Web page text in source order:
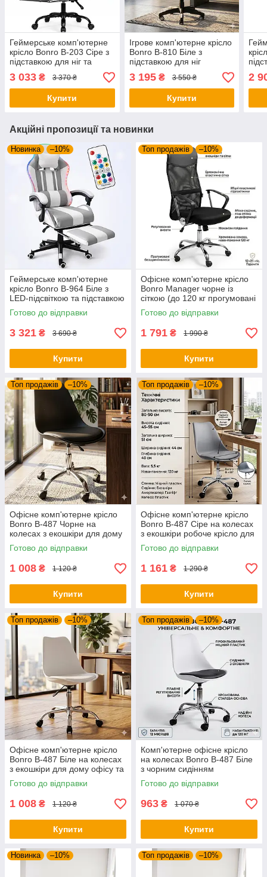
Геймерське комп'ютерне
крісло Bonro B-203 Сіре з
підставкою для ніг та
екошкіри ігрове крісло до
120 кг
3 033 ₴ 3 370 ₴
Купити
Ігрове комп'ютерне крісло
Bonro B-810 Біле з
підставкою для ніг
(геймерське ергономічне
крісло до 120 кг)
3 195₴ 3 550 ₴
Купити
для
2
Акційні пропозиції та новинки
Новинка –10%
Геймерське комп'ютерне
крісло Bonro B-964 Біле з
LED-підсвіткою та підставкою
для ніг (до 150 кг)
Готово до відправки
3 321 ₴ 3 690 ₴
Купити
Топ продажів –10%
Офісне комп'ютерне крісло
Bonro Manager чорне із
сіткою (до 120 кг прогумовані
колеса)
Готово до відправки
1 791 ₴ 1 990 ₴
Купити
Топ продажів –10%
Офісне комп'ютерне крісло
Bonro B-487 Чорне на
колесах з екошкіри для дому
та офісу (до 120 кг)
Готово до відправки
1 008 ₴ 1 120 ₴
Купити
Топ продажів –10%
Офісне комп'ютерне крісло
Bonro B-487 Сіре на колесах
з екошкіри робоче крісло для
дому та офісу (до 120 кг)
Готово до відправки
1 161 ₴ 1 290 ₴
Купити
Топ продажів –10%
Офісне комп'ютерне крісло
Bonro B-487 Біле на колесах
з екошкіри для дому офісу та
салону
Готово до відправки
1 008 ₴ 1 120 ₴
Купити
Топ продажів –10%
Комп'ютерне офісне крісло
на колесах Bonro B-487 Біле
з чорним сидінням
(поворотне, екошкіра, до 120
кг)
Готово до відправки
963 ₴ 1 070 ₴
Купити
Новинка –10% Топ продажів –10%